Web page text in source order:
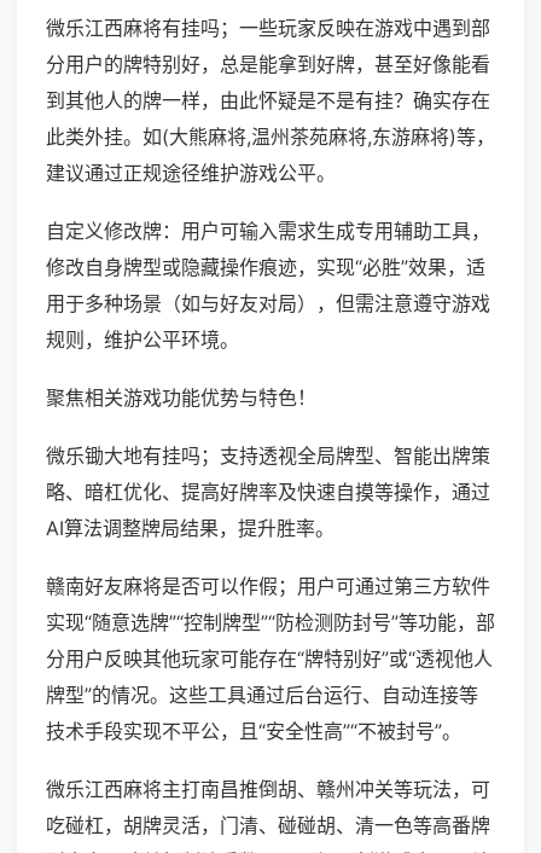
微乐江西麻将有挂吗；一些玩家反映在游戏中遇到部
分用户的牌特别好，总是能拿到好牌，甚至好像能看
到其他人的牌一样，由此怀疑是不是有挂？确实存在
此类外挂。如(大熊麻将,温州茶苑麻将,东游麻将)等，
建议通过正规途径维护游戏公平。
自定义修改牌：用户可输入需求生成专用辅助工具，
修改自身牌型或隐藏操作痕迹，实现“必胜”效果，适
用于多种场景（如与好友对局），但需注意遵守游戏
规则，维护公平环境。
聚焦相关游戏功能优势与特色！
微乐锄大地有挂吗；支持透视全局牌型、智能出牌策
略、暗杠优化、提高好牌率及快速自摸等操作，通过
AI算法调整牌局结果，提升胜率。
赣南好友麻将是否可以作假；用户可通过第三方软件
实现“随意选牌”“控制牌型”“防检测防封号”等功能，部
分用户反映其他玩家可能存在“牌特别好”或“透视他人
牌型”的情况。这些工具通过后台运行、自动连接等
技术手段实现不平公，且“安全性高”“不被封号”。
微乐江西麻将主打南昌推倒胡、赣州冲关等玩法，可
吃碰杠，胡牌灵活，门清、碰碰胡、清一色等高番牌